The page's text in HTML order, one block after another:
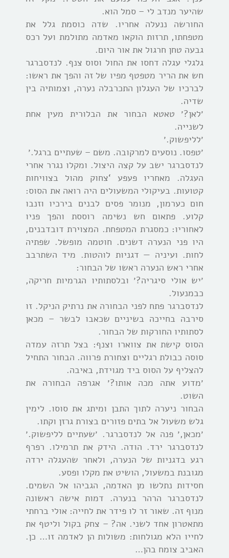
שהיער מנדב לי – סמל הוא.
החורשה ננעלה אחריו. שדה כוסמת גלל את
מטפחתו, תרזות הוקאו מאדמה מתולמת ועל רכס
גבעה טחן חרגול את אור היום.
גלגלי עגלה דחסו את החול וסוס צנף. לנדסברגר
חש את הריר מטפטף מפיו של זה והפך את ראשו:
לברכיו של העגלון התכרבלה נערה, וצמותיה בין
שדיה.
׳לאן?׳ טאטא הבחור את הבלורית מעין אחת
לשנייה.
׳לליפשוק.׳
׳טפסו. נוסעים למרקובה. משם – שעתיים ברגל.׳
לנדסברגר ישב על קצה היצול. ומקלו נגרר אחרי
העגלה. מאחריו פעפע ‘צחוק מהול בצוויחות
קטועות. בעיקולי המשעולים היה רואה את הסוס:
חום כערמון, מנומר פסים לבנים בירכיו וזנבו
קלוע. פתאום חש נשימה רוססת והפך פניו
לאחוריו: כמסגרת המטפחת. המצוירת דובדבנים,
היו פני הנערה דשנים. חוטמה מופשל. שפתיה
לחות. ועיניה — דגניות לוהטות. מיד השתרבב
אחרי ראש הנערה ראשו של הבחור:
׳יש אולי סיגריה?׳ ובלסתותיו הגרמיות חריקה,
כבמנעול.
לנדסברגר פתח לפני הבחורה את נרתיק הניקל. זו
סירבה בחייכה בשיניים שכאבו לבשר – מכאן
לסתותיו החורקות של הבחור.
הסוס קישת את צווארו וצנף: בצל תרזה עמדה
סוסה כבולת רגליים וצחורת פרווה. הבחור התחיל
להצליף על הסוס ביד מגוידת, באיבה.
׳מדוע אתה מכה אותו?׳ אגרפה הבחורה את
השוט.
הבחור ניערה לתוך התבן ומיתג את סוסו. לימין
גלש משעול אל בתים פזורים בצורת גרזן וקתו.
׳מכאן,׳ פנה אל לנדסברגר. ׳שעתיים לליפשוק.׳
לנדסברגר ירד. הודה. הידק את תרמילו. רפרף
רגע בדגניות של הנערה, ולאחר שהעגלה ירדה
מגובנת במשעול, הושיט את מקלו ופסע.
חסידות נתלשו מן האדמה, הגביהו אל השמים.
לנדסברגר הרהר בנערה. דמות אישה ראשונה
מנוף זה. שאור זר לו פידר את לחייה: אולי ברחתי
מתאטרון אחד לשני. אה? – צחק בקול וליטף את
לחייו הלא מגולחות: משולות הן לאדמה זו… כן.
האביב צומח בהן…